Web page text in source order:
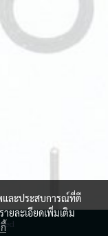
และประสบการณ์ที่ดี
ยละเอียดเพิ่มเติม